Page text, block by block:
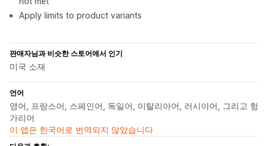
Apply limits to product variants
판매자님과 비슷한 스토어에서 인기
미국 소재
언어
영어, 프랑스어, 스페인어, 독일어, 이탈리아어, 러시아어, 그리고 헝
가리어
이 앱은 한국어로 번역되지 않았습니다